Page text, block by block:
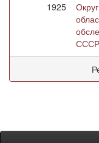
1925
СССР